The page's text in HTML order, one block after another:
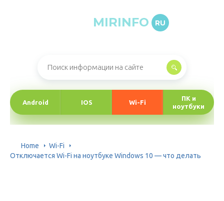
MIRINFO RU
Android IOS Wi-Fi
ПК и
ноутбуки
Home
Wi-Fi
Отключается Wi-Fi на ноутбуке Windows 10 — что делать